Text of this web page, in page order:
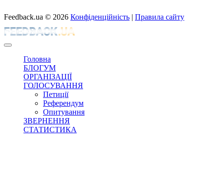
Feedback.ua © 2026 Конфіденційність | Правила сайту
Головна
БЛОГУМ
ОРГАНІЗАЦІЇ
ГОЛОСУВАННЯ
Петиції
Референдум
Опитування
ЗВЕРНЕННЯ
СТАТИСТИКА